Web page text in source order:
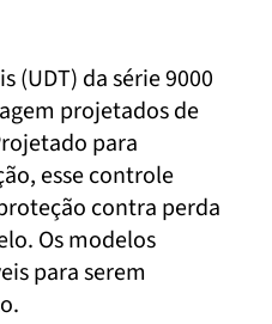
(UDT) da série 9000
projetados de
para
esse controle
contra perda
Os modelos
para serem